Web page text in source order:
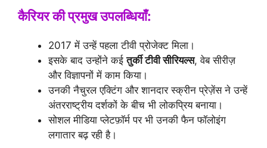
कैरियर की प्रमुख उपलब्धियाँ:
2017 में उन्हें पहला टीवी प्रोजेक्ट मिला।
इसके बाद उन्होंने कईतुर्की टीवी सीरियल्स, वेब सीरीज़
और विज्ञापनों में काम किया।
उनकी नैचुरल एक्टिंग और शानदार स्क्रीन प्रेज़ेंस ने उन्हें
अंतरराष्ट्रीय दर्शकों के बीच भी लोकप्रिय बनाया।
सोशल मीडिया प्लेटफ़ॉर्म पर भी उनकी फैन फॉलोइंग
लगातार बढ़ रही है।